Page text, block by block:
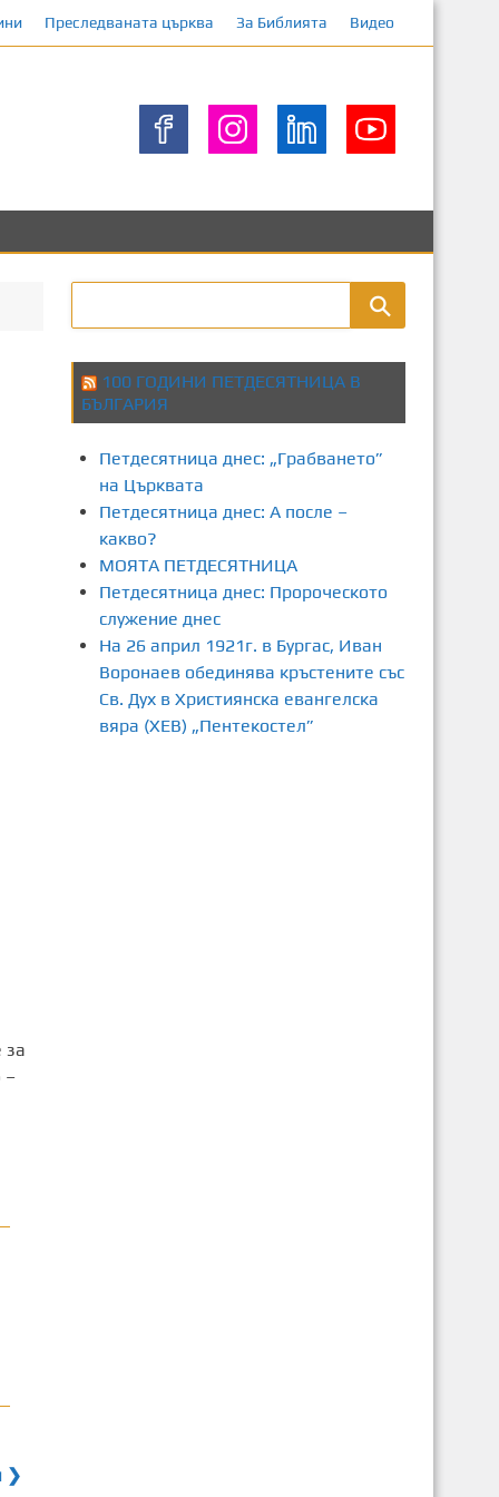
Преследваната църква За Библията Видео
за
–
❯
100 ГОДИНИ ПЕТДЕСЯТНИЦА В
БЪЛГАРИЯ
Петдесятница днес: „Грабването”
на Църквата
Петдесятница днес: А после –
какво?
МОЯТА ПЕТДЕСЯТНИЦА
Петдесятница днес: Пророческото
служение днес
На 26 април 1921г. в Бургас, Иван
Воронаев обединява кръстените със
Св. Дух в Християнска евангелска
вяра (ХЕВ) „Пентекостел”